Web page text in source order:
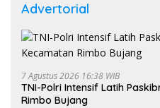
Advertorial
7 Agustus 2026 16:38 WIB
TNI-Polri Intensif Latih
Rimbo Bujang